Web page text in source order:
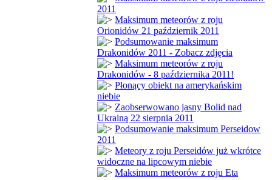
2011
Maksimum meteorów z roju
Orionidów 21 październik 2011
Podsumowanie maksimum
Drakonidów 2011 - Zobacz zdjęcia
Maksimum meteorów z roju
Drakonidów - 8 października 2011!
Płonący obiekt na amerykańskim
niebie
Zaobserwowano jasny Bolid nad
Ukrainą 22 sierpnia 2011
Podsumowanie maksimum Perseidow
2011
Meteory z roju Perseidów już wkrótce
widoczne na lipcowym niebie
Maksimum meteorów z roju Eta